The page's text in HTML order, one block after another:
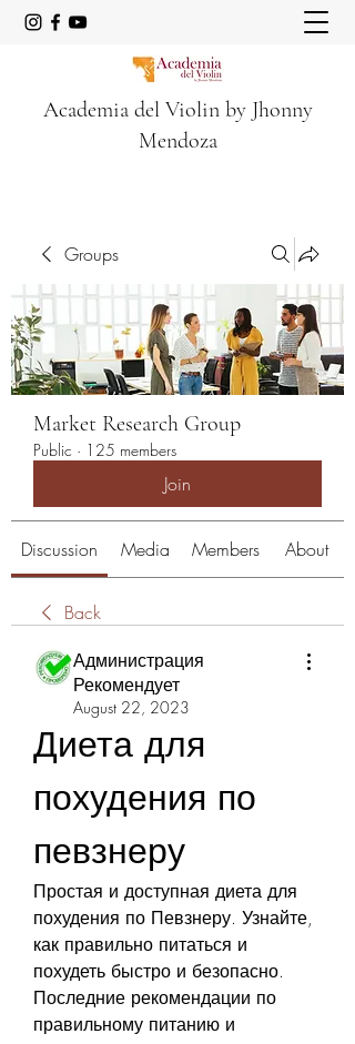
Academia del Violin by Jhonny
Mendoza
Groups
Market Research Group
Public · 125 members
Join
Discussion Media Members About
Back
Администрация
Рекомендует
August 22, 2023
Диета для
похудения по
певзнеру
Простая и доступная диета для
похудения по Певзнеру. Узнайте,
как правильно питаться и
похудеть быстро и безопасно.
Последние рекомендации по
правильному питанию и